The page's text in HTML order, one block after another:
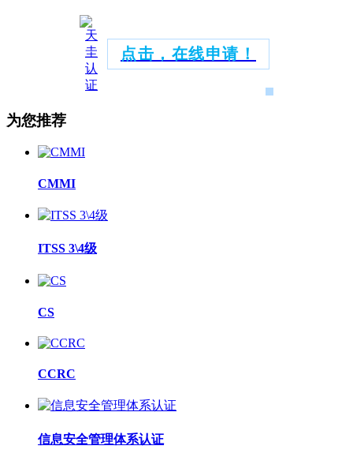
点击，在线申请！
为您推荐
CMMI
ITSS 3\4级
CS
CCRC
信息安全管理体系认证